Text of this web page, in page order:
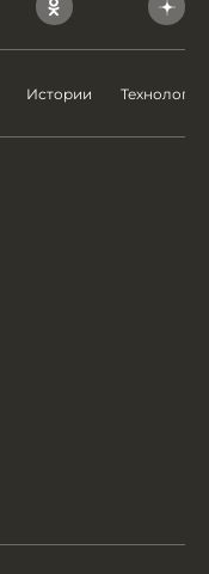
Истории Технологии